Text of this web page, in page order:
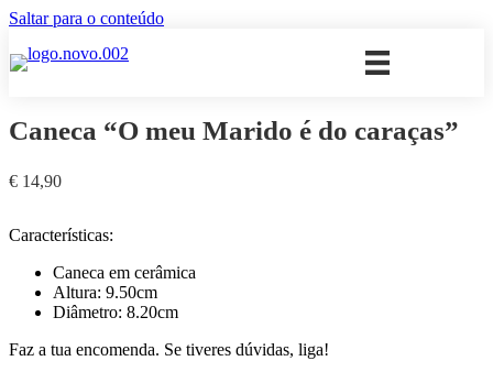
Saltar para o conteúdo
Caneca “O meu Marido é do caraças”
€ 14,90
Características:
Caneca em cerâmica
Altura: 9.50cm
Diâmetro: 8.20cm
Faz a tua encomenda. Se tiveres dúvidas, liga!